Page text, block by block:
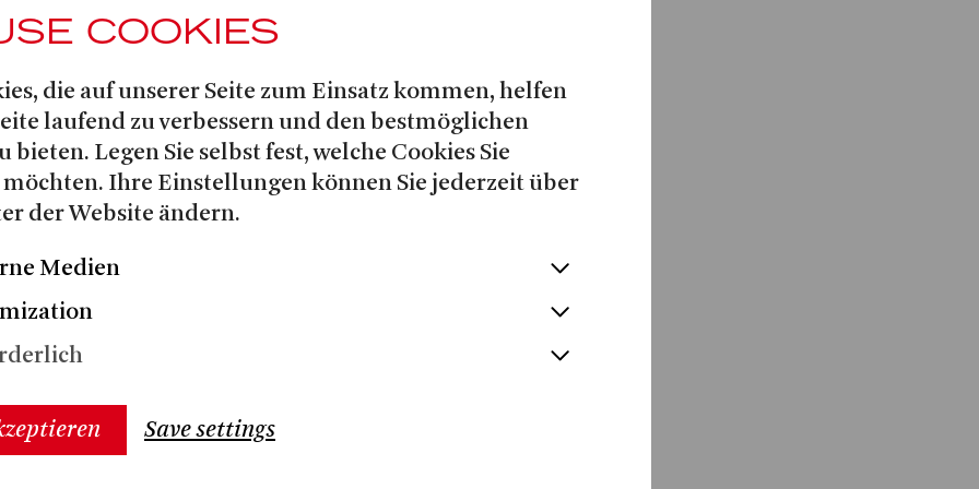
auch u. a.
Éléazar(LA JUIVE),Der Prinz
Titelpartien inMozarts LA
undRossinis OTELLO. An der
war er 2021|22 in der
Schostakowitsch DIE
in der Spielzeit 2025/26 sein
in IL BARBIERE DI SIVIGLIA.
COOKIES
die auf unserer Seite zum Einsatz kommen, helfen
laufend zu verbessern und den bestmöglichen
bieten. Legen Sie selbst fest, welche Cookies Sie
möchten. Ihre Einstellungen können Sie jederzeit über
der Website ändern.
Medien
Save settings